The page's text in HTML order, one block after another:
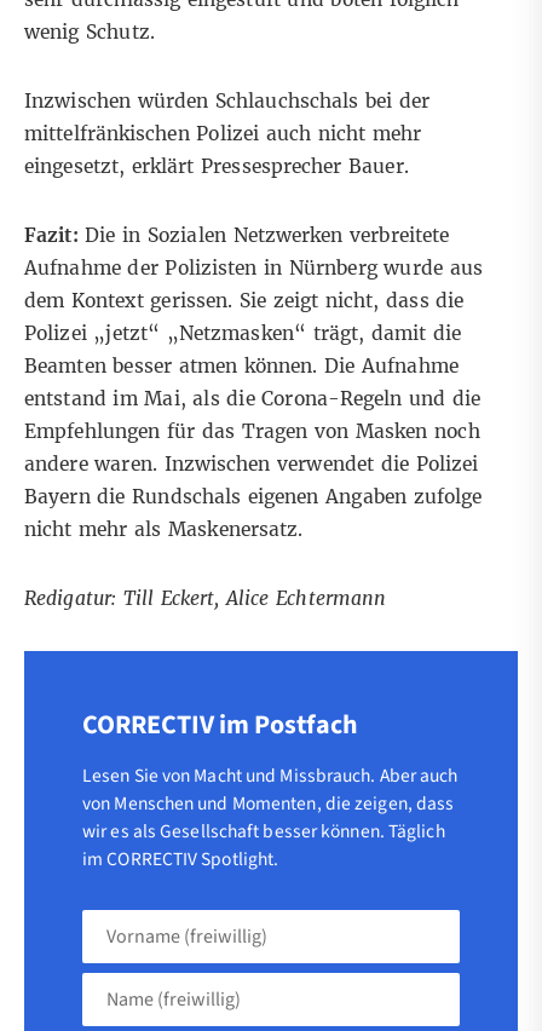
wenig Schutz.
Inzwischen würden Schlauchschals bei der
mittelfränkischen Polizei auch nicht mehr
eingesetzt, erklärt Pressesprecher Bauer.
Fazit:Die in Sozialen Netzwerken verbreitete
Aufnahme der Polizisten in Nürnberg wurde aus
dem Kontext gerissen. Sie zeigt nicht, dass die
Polizei „jetzt“ „Netzmasken“ trägt, damit die
Beamten besser atmen können. Die Aufnahme
entstand im Mai, als die Corona-Regeln und die
Empfehlungen für das Tragen von Masken noch
andere waren. Inzwischen verwendet die Polizei
Bayern die Rundschals eigenen Angaben zufolge
nicht mehr als Maskenersatz.
Redigatur: Till Eckert, Alice Echtermann
CORRECTIV im Postfach
Lesen Sie von Macht und Missbrauch. Aber auch
von Menschen und Momenten, die zeigen, dass
wir es als Gesellschaft besser können. Täglich
im CORRECTIV Spotlight.
Vorname
(freiwillig)
Name
(freiwillig)